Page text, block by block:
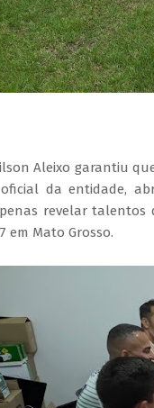
Aleixo garantiu
da entidade,
revelar talentos
em Mato Grosso.